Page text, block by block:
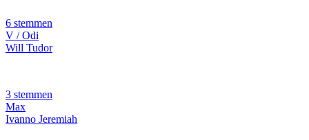
6 stemmen
V / Odi
Will Tudor
3 stemmen
Max
Ivanno Jeremiah